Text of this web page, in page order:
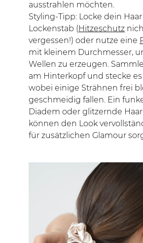
ausstrahlen möchten.
Styling-Tipp: Locke dein
Lockenstab (Hitzeschutz
vergessen!) oder nutze eine
mit kleinem Durchmesser,
Wellen zu erzeugen.
am Hinterkopf und stecke
wobei einige Strähnen frei
geschmeidig fallen. Ein
Diadem oder glitzernde
können den Look
für zusätzlichen Glamour